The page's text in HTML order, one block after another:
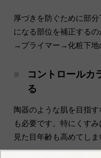
厚づきを防ぐために部
になる部位を補正する
→プライマー→化粧下地
コントロールカ
る
陶器のような肌を目指
も必要です。特にくす
見た目年齢も高めてしま